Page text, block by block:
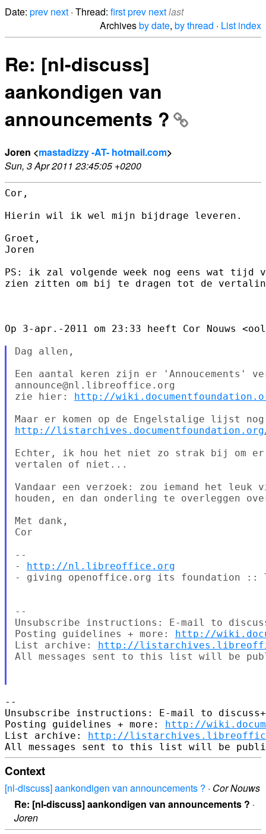
Date: prev next · Thread: firstprev nextlast
Archivesby date, by thread · List index
Re: [nl-discuss]
aankondigen van
announcements ?
Joren <mastadizzy -AT- hotmail.com>
Sun, 3 Apr 2011 23:45:05 +0200
Cor,
Hierin wil ik wel mijn bijdrage leveren.
Groet,
Joren
PS: ik zal volgende week nog eens wat tijd
zien zitten om bij te dragen tot de
Op 3-apr.-2011 om 23:33 heeft Cor Nouws
Dag allen,
Een aantal keren zijn er 'Annoucements'
announce@nl.libreoffice.org
zie hier: http://
http://listarchives.documentfoundation.org/
Echter, ik hou het niet zo strak bij om
vertalen of niet...
Vandaar een verzoek: zou iemand het
houden, en dan onderling te overleggen
Met dank,
Cor
--
- http://nl.libreoffice.org
- giving openoffice.org its foundation ::
--
Unsubscribe instructions: E-mail to
Posting guidelines + more: http://
List archive: http://
All messages sent to this list will be
--
Unsubscribe instructions: E-mail to
Posting guidelines + more: http://
List archive: http://
Context
[nl-discuss] aankondigen van announcements ? · Cor Nouws
Re: [nl-discuss] aankondigen van announcements ? ·
Joren